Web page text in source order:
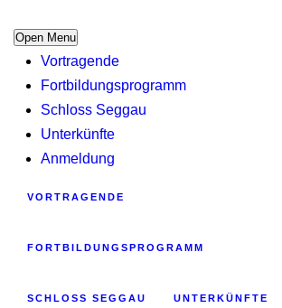
Open Menu
Vortragende
Fortbildungsprogramm
Schloss Seggau
Unterkünfte
Anmeldung
VORTRAGENDE
FORTBILDUNGSPROGRAMM
SCHLOSS SEGGAU UNTERKÜNFTE